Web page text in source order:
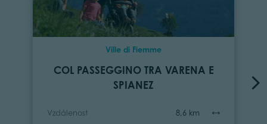
Ville di Fiemme
COL PASSEGGINO TRA VARENA E
SPIANEZ
Vzdálenost 8,6 km